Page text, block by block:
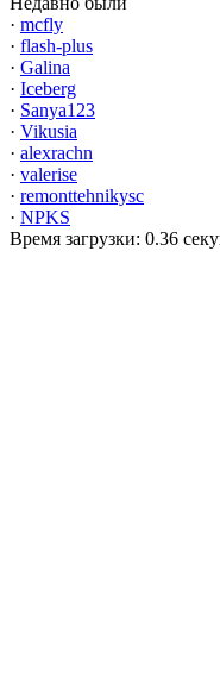
· mcfly
· flash-plus
· Galina
· Iceberg
· Sanya123
· Vikusia
· alexrachn
· valerise
· remonttehnikysc
· NPKS
Время загрузки: 0.36